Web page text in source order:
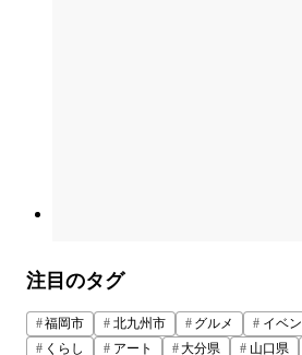
注目のタグ
福岡市 北九州市 グルメ イベ
くらし
アート 大分県 山口県